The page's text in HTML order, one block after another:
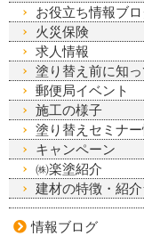
お役立ち情報ブ
火災保険
求人情報
塗り替え前に知
郵便局イベント
施工の様子
塗り替えセミナ
キャンペーン
㈱楽塗紹介
建材の特徴・紹
情報ブログ